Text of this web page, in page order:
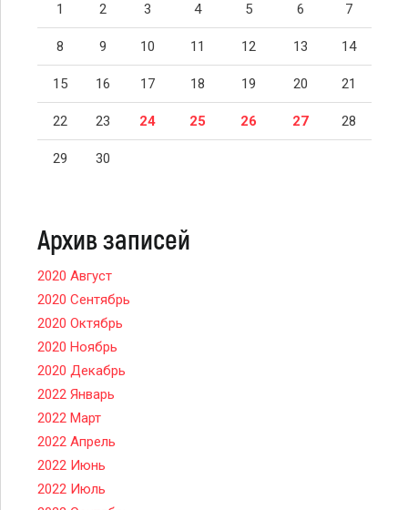
1 2 3 4 5 6 7
8 9 10 11 12 13 14
15 16 17 18 19 20 21
22 23 24 25 26 27 28
29 30
Архив записей
2020 Август
2020 Сентябрь
2020 Октябрь
2020 Ноябрь
2020 Декабрь
2022 Январь
2022 Март
2022 Апрель
2022 Июнь
2022 Июль